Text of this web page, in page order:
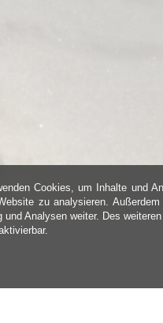
Cookies, um Inhalte und
zu analysieren.
und Analysen weiter. Des